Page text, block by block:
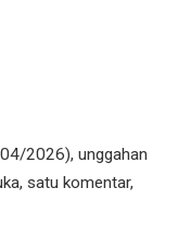
2026), unggahan
satu komentar,